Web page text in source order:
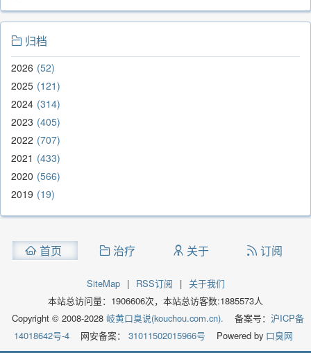
归档
2026 52
2025 121
2024 314
2023 405
2022 707
2021
433
2020 566
2019 19
首页 治疗 关于 订阅
SiteMap | RSS订阅 |
关于我们
本站总访问量： 1906606次，本站总访客数:1885573人
Copyright © 2008-2028 岐黄口臭说(kouchou.com.cn). 备案号： 沪ICP备
14018642号-4
网安备案： 31011502015966号 Powered by 口臭网